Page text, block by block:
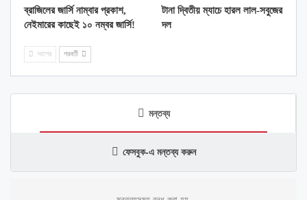
ব্রাজিলের জার্সি নাম্বার প্রকাশ,
নেইমারের কাছেই ১০ নম্বর জার্সি!
টানা দ্বিতীয় ম্যাচে হারল লাল-সবুজের
দল
আগের পরবর্তী
মন্তব্য
ফেসবুক-এ মন্তব্য করুন